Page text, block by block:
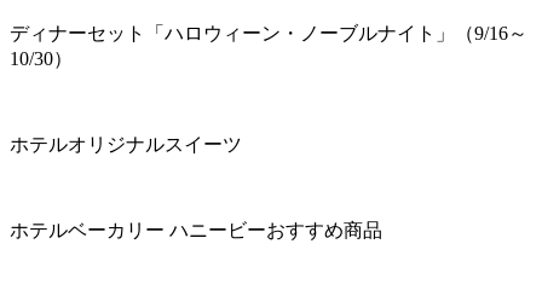
ディナーセット「ハロウィーン・ノーブルナイト」（9/16～
10/30）
ホテルオリジナルスイーツ
ホテルベーカリー ハニービーおすすめ商品